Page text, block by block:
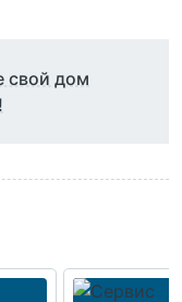
свой дом